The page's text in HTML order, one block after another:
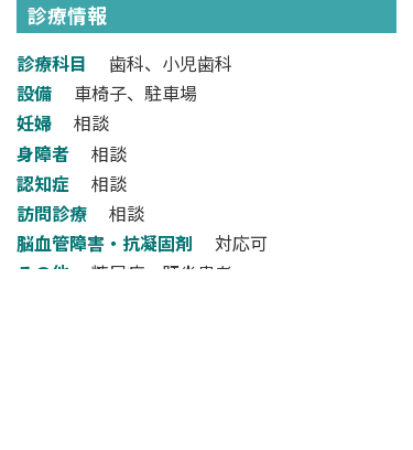
診療情報
診療科目
歯科、小児歯科
設備
車椅子、駐車場
妊婦
相談
身障者
相談
認知症
相談
訪問診療
相談
脳血管障害・抗凝固剤
対応可
その他
糖尿病、肝炎患者